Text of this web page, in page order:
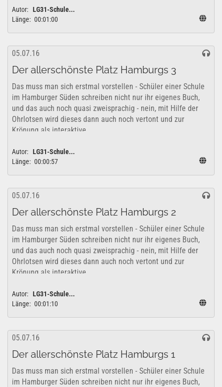
Autor: LG31-Schule...
Länge: 00:01:00
05.07.16
Der allerschönste Platz Hamburgs 3
Das muss man sich erstmal vorstellen - Schüler einer Schule
im Hamburger Süden schreiben nicht nur ihr eigenes Buch,
und das auch noch quasi zweisprachig - nein, mit Hilfe der
Ohrlotsen wird dieses dann auch noch vertont und zur
Krönung als interaktive...
Autor: LG31-Schule...
Länge: 00:00:57
05.07.16
Der allerschönste Platz Hamburgs 2
Das muss man sich erstmal vorstellen - Schüler einer Schule
im Hamburger Süden schreiben nicht nur ihr eigenes Buch,
und das auch noch quasi zweisprachig - nein, mit Hilfe der
Ohrlotsen wird dieses dann auch noch vertont und zur
Krönung als interaktive...
Autor: LG31-Schule...
Länge: 00:01:10
05.07.16
Der allerschönste Platz Hamburgs 1
Das muss man sich erstmal vorstellen - Schüler einer Schule
im Hamburger Süden schreiben nicht nur ihr eigenes Buch,